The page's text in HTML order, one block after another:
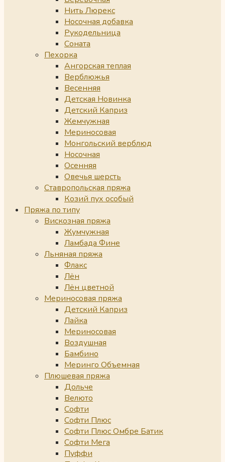
Нить Люрекс
Носочная добавка
Рукодельница
Соната
Пехорка
Ангорская теплая
Верблюжья
Весенняя
Детская Новинка
Детский Каприз
Жемчужная
Мериносовая
Монгольский верблюд
Носочная
Осенняя
Овечья шерсть
Ставропольская пряжа
Козий пух особый
Пряжа по типу
Вискозная пряжа
Жумчужная
Ламбада Фине
Льняная пряжа
Флакс
Лён
Лён цветной
Мериносовая пряжа
Детский Каприз
Лайка
Мериносовая
Воздушная
Бамбино
Меринго Объемная
Плюшевая пряжа
Дольче
Велюто
Софти
Софти Плюс
Софти Плюс Омбре Батик
Софти Мега
Пуффи